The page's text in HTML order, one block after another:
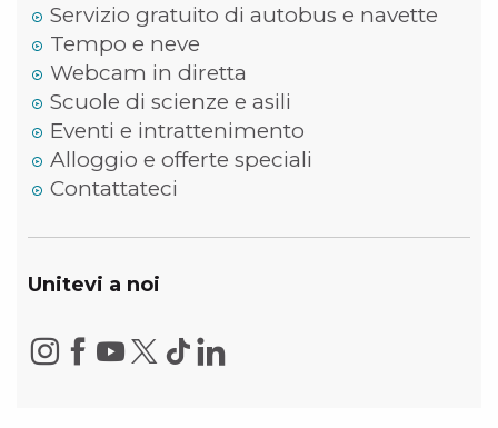
Servizio gratuito di autobus e navette
Tempo e neve
Webcam in diretta
Scuole di scienze e asili
Eventi e intrattenimento
Alloggio e offerte speciali
Contattateci
Unitevi a noi